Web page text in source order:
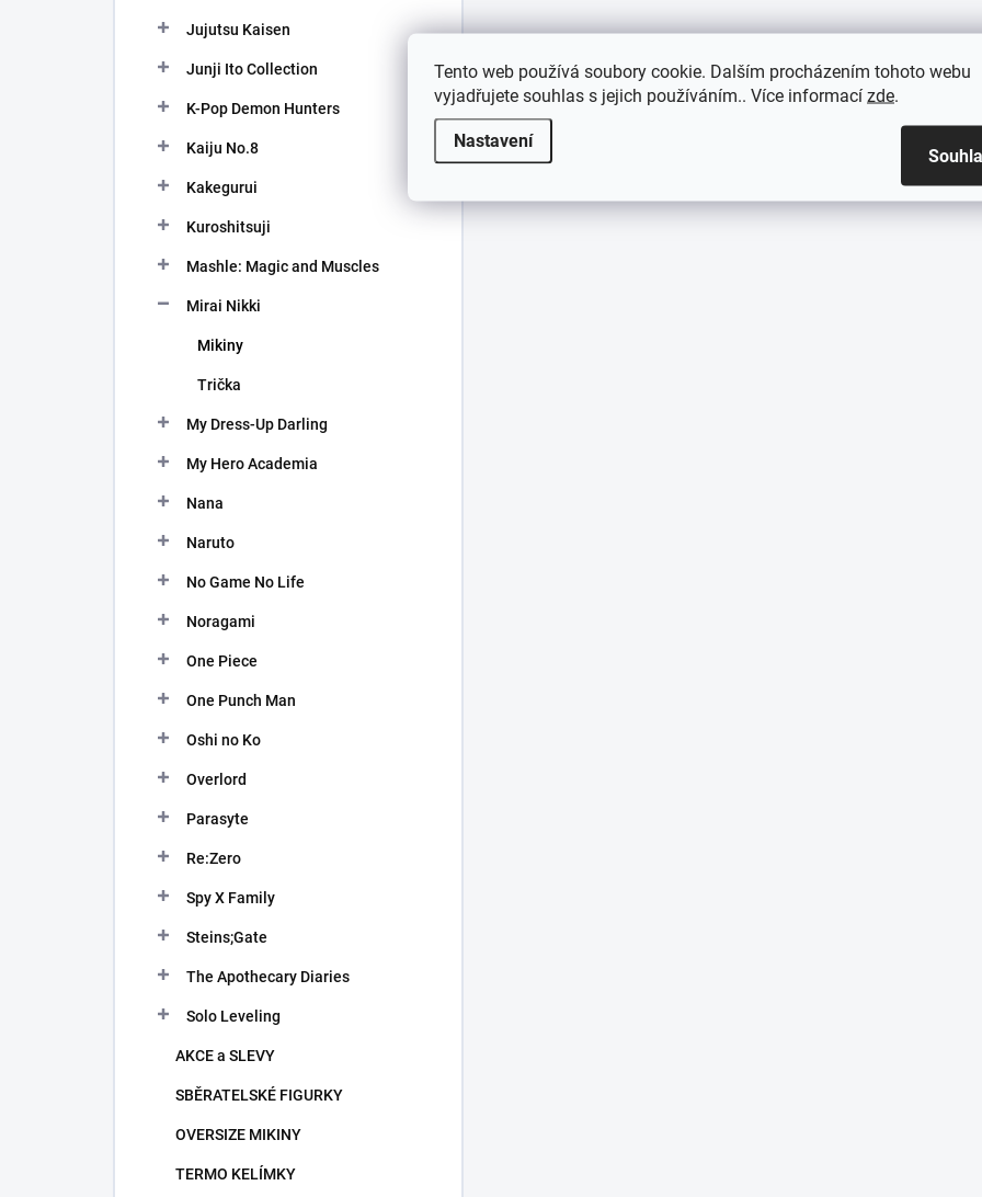
Tento web používá soubory cookie. Dalším procházením tohoto webu
vyjadřujete souhlas s jejich používáním.. Více informací zde.
Nastavení
Jujutsu Kaisen
Junji Ito Collection
K-Pop Demon Hunters
Kaiju No.8
Kakegurui
Kuroshitsuji
Mashle: Magic and Muscles
Mirai Nikki
Mikiny
Trička
My Dress-Up Darling
My Hero Academia
Nana
Naruto
No Game No Life
Noragami
One Piece
One Punch Man
Oshi no Ko
Overlord
Parasyte
Re:Zero
Spy X Family
Steins;Gate
The Apothecary Diaries
Solo Leveling
AKCE a SLEVY
SBĚRATELSKÉ FIGURKY
OVERSIZE MIKINY
TERMO KELÍMKY